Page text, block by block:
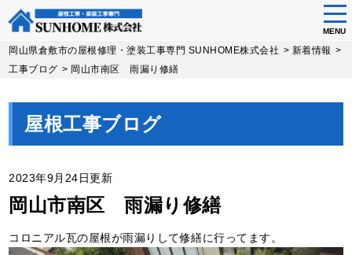
Skip
MENU
岡山県倉敷市の屋根修理・塗装工事専門 SUNHOME株式会社 > 新着情報 >
工事ブログ > 岡山市南区 雨漏り修繕
屋根工事ブログ
2023年9月24日更新
岡山市南区 雨漏り修繕
コロニアル瓦の屋根が雨漏りして修繕に行ってます。